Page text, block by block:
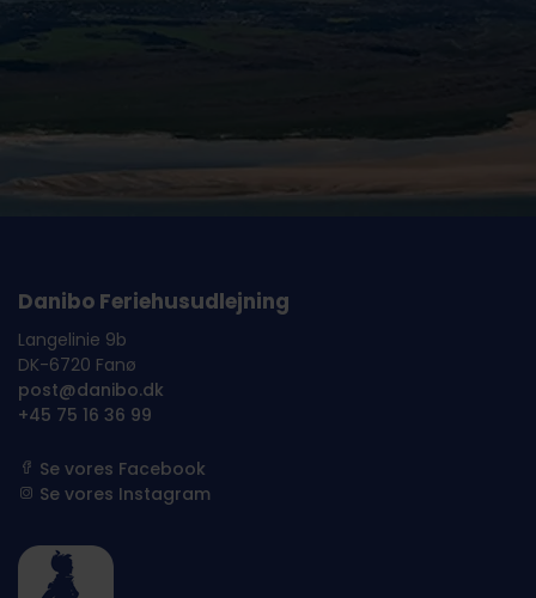
Danibo Feriehusudlejning
Langelinie 9b
DK-6720 Fanø
post@danibo.dk
+45 75 16 36 99
Se vores Facebook
Se vores Instagram